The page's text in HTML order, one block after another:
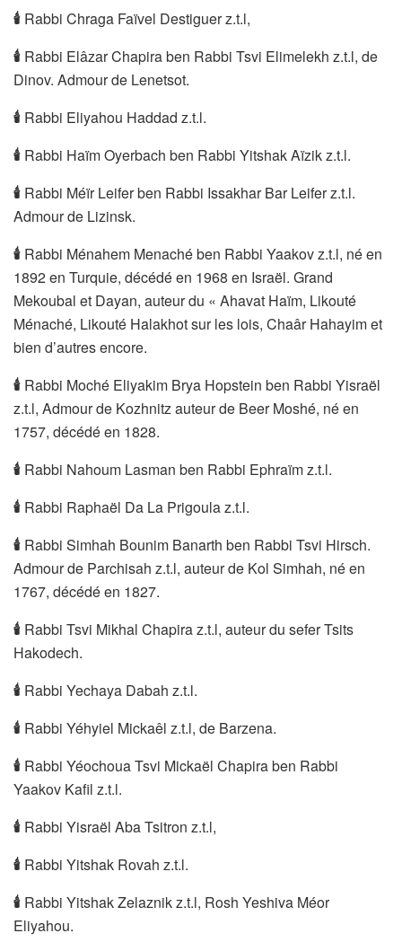
🕯 Rabbi Chraga Faïvel Destiguer z.t.l,
🕯 Rabbi Elâzar Chapira ben Rabbi Tsvi Elimelekh z.t.l, de
Dinov. Admour de Lenetsot.
🕯 Rabbi Eliyahou Haddad z.t.l.
🕯 Rabbi Haïm Oyerbach ben Rabbi Yitshak Aïzik z.t.l.
🕯 Rabbi Méïr Leifer ben Rabbi Issakhar Bar Leifer z.t.l.
Admour de Lizinsk.
🕯 Rabbi Ménahem Menaché ben Rabbi Yaakov z.t.l, né en
1892 en Turquie, décédé en 1968 en Israël. Grand
Mekoubal et Dayan, auteur du « Ahavat Haïm, Likouté
Ménaché, Likouté Halakhot sur les lois, Chaâr Hahayim et
bien d’autres encore.
🕯 Rabbi Moché Eliyakim Brya Hopstein ben Rabbi Yisraël
z.t.l, Admour de Kozhnitz auteur de Beer Moshé, né en
1757, décédé en 1828.
🕯 Rabbi Nahoum Lasman ben Rabbi Ephraïm z.t.l.
🕯 Rabbi Raphaël Da La Prigoula z.t.l.
🕯 Rabbi Simhah Bounim Banarth ben Rabbi Tsvi Hirsch.
Admour de Parchisah z.t.l, auteur de Kol Simhah, né en
1767, décédé en 1827.
🕯 Rabbi Tsvi Mikhal Chapira z.t.l, auteur du sefer Tsits
Hakodech.
🕯 Rabbi Yechaya Dabah z.t.l.
🕯 Rabbi Yéhyiel Mickaêl z.t.l, de Barzena.
🕯 Rabbi Yéochoua Tsvi Mickaël Chapira ben Rabbi
Yaakov Kafil z.t.l.
🕯 Rabbi Yisraël Aba Tsitron z.t.l,
🕯 Rabbi Yitshak Rovah z.t.l.
🕯 Rabbi Yitshak Zelaznik z.t.l, Rosh Yeshiva Méor
Eliyahou.